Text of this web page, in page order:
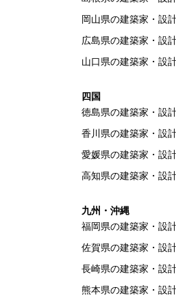
岡山県の建築家・設
広島県の建築家・設
山口県の建築家・設
四国
徳島県の建築家・設
香川県の建築家・設
愛媛県の建築家・設
高知県の建築家・設
九州・沖縄
福岡県の建築家・設
佐賀県の建築家・設
長崎県の建築家・設
熊本県の建築家・設